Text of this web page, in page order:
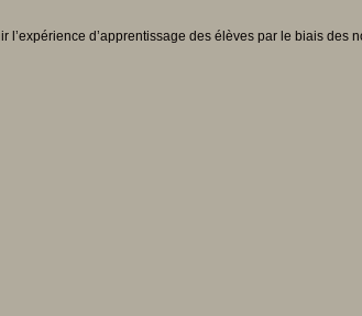
d’apprentissage des élèves par le biais des